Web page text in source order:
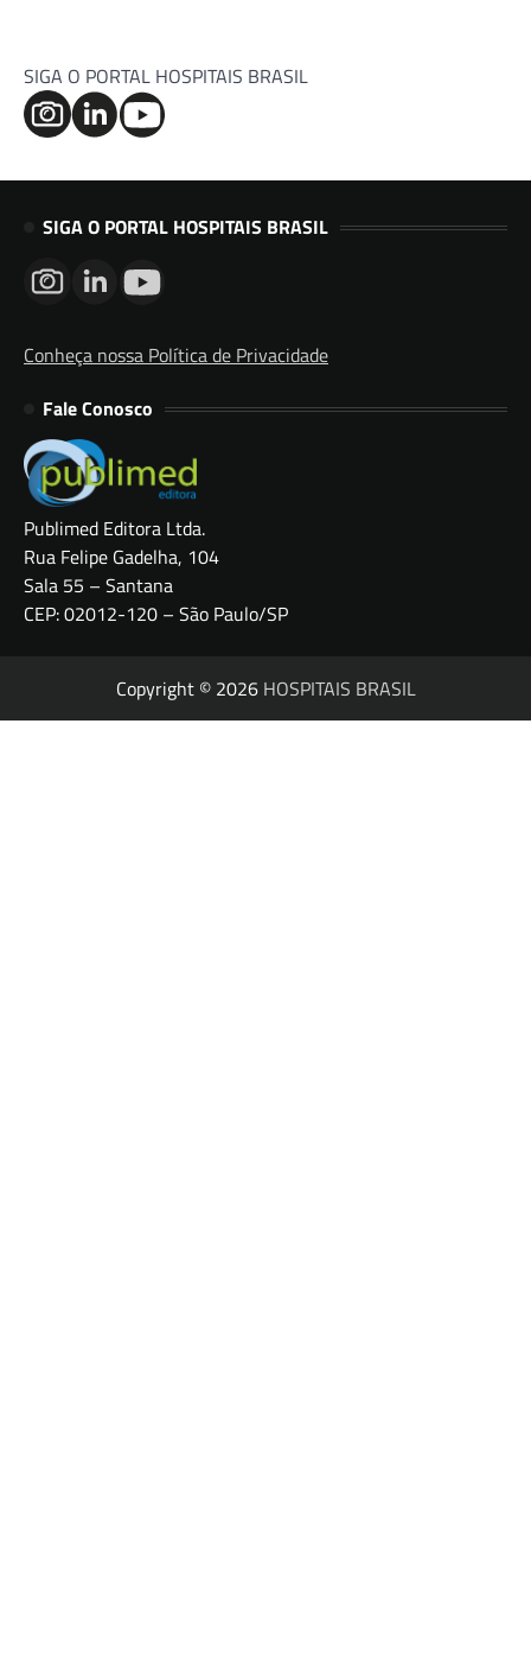
SIGA O PORTAL HOSPITAIS BRASIL
SIGA O PORTAL HOSPITAIS BRASIL
Conheça nossa Política de Privacidade
Fale Conosco
Publimed Editora Ltda.
Rua Felipe Gadelha, 104
Sala 55 – Santana
CEP: 02012-120 – São Paulo/SP
Copyright © 2026 HOSPITAIS BRASIL